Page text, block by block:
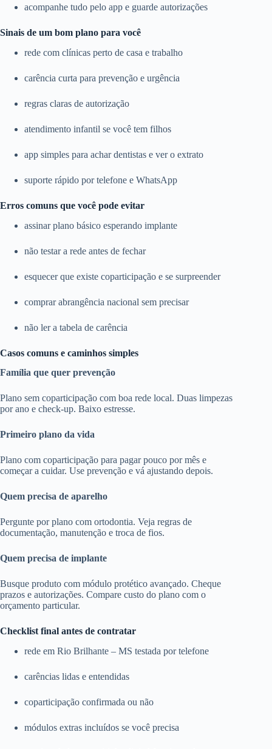
acompanhe tudo pelo app e guarde autorizações
Sinais de um bom plano para você
rede com clínicas perto de casa e trabalho
carência curta para prevenção e urgência
regras claras de autorização
atendimento infantil se você tem filhos
app simples para achar dentistas e ver o extrato
suporte rápido por telefone e WhatsApp
Erros comuns que você pode evitar
assinar plano básico esperando implante
não testar a rede antes de fechar
esquecer que existe coparticipação e se surpreender
comprar abrangência nacional sem precisar
não ler a tabela de carência
Casos comuns e caminhos simples
Família que quer prevenção
Plano sem coparticipação com boa rede local. Duas limpezas
por ano e check-up. Baixo estresse.
Primeiro plano da vida
Plano com coparticipação para pagar pouco por mês e
começar a cuidar. Use prevenção e vá ajustando depois.
Quem precisa de aparelho
Pergunte por plano com ortodontia. Veja regras de
documentação, manutenção e troca de fios.
Quem precisa de implante
Busque produto com módulo protético avançado. Cheque
prazos e autorizações. Compare custo do plano com o
orçamento particular.
Checklist final antes de contratar
rede em Rio Brilhante – MS testada por telefone
carências lidas e entendidas
coparticipação confirmada ou não
módulos extras incluídos se você precisa